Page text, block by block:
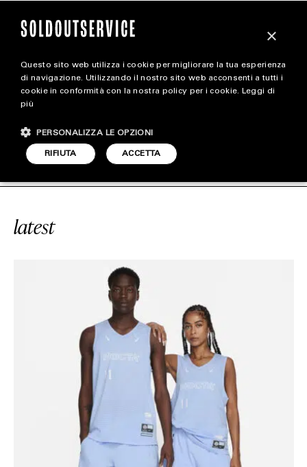
magazine
STYLE
FOOTWEAR
#BASKETBALL
latest
×
Questo sito web utilizza i cookie per migliorare la tua esperienza
di navigazione. Utilizzando il nostro sito web acconsenti a tutti i
cookie in conformità con la nostra policy per i cookie. Leggi di
più
ACCETTA
RIFIUTA
PERSONALIZZA LE OPZIONI